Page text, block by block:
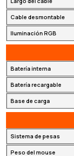
Cable desmontable
Iluminación RGB
Batería interna
Batería recargable
Base de carga
Sistema de pesas
Peso del mouse